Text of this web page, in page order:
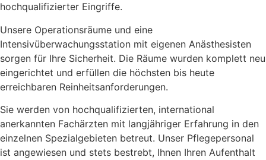
hochqualifizierter Eingriffe.
Unsere Operationsräume und eine
Intensivüberwachungsstation mit eigenen Anästhesisten
sorgen für Ihre Sicherheit. Die Räume wurden komplett neu
eingerichtet und erfüllen die höchsten bis heute
erreichbaren Reinheitsanforderungen.
Sie werden von hochqualifizierten, international
anerkannten Fachärzten mit langjähriger Erfahrung in den
einzelnen Spezialgebieten betreut. Unser Pflegepersonal
ist angewiesen und stets bestrebt, Ihnen Ihren Aufenthalt